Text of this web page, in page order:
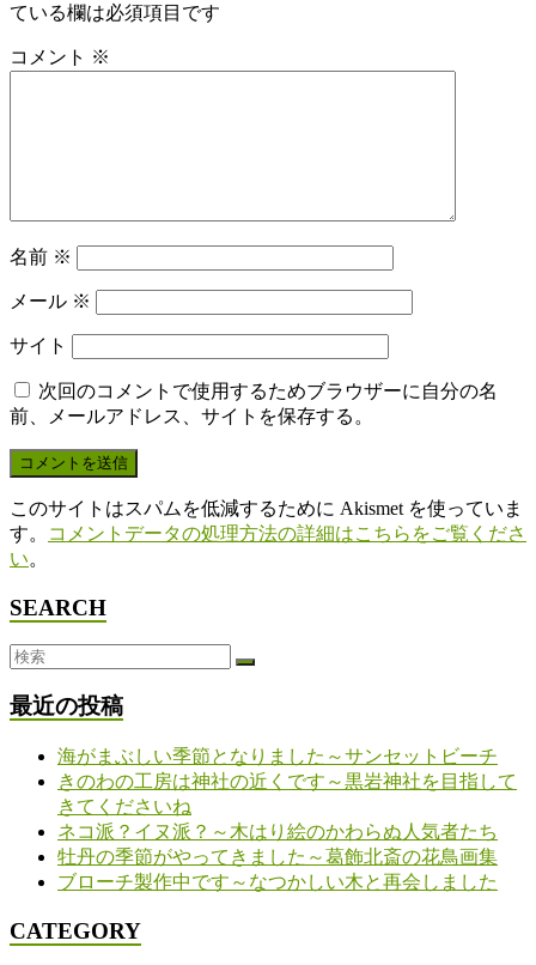
ている欄は必須項目です
コメント ※
名前 ※
メール ※
サイト
次回のコメントで使用するためブラウザーに自分の名
前、メールアドレス、サイトを保存する。
このサイトはスパムを低減するために Akismet を使っていま
す。
コメントデータの処理方法の詳細はこちらをご覧くださ
い。
SEARCH
最近の投稿
海がまぶしい季節となりました～サンセットビーチ
きのわの工房は神社の近くです～黒岩神社を目指して
きてくださいね
ネコ派？イヌ派？～木はり絵のかわらぬ人気者たち
牡丹の季節がやってきました～葛飾北斎の花鳥画集
ブローチ製作中です～なつかしい木と再会しました
CATEGORY